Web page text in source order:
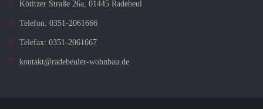
Kötitzer Straße 26a, 01445 Radebeul
Telefon: 0351-2061666
Telefax: 0351-2061667
kontakt@radebeuler-wohnbau.de